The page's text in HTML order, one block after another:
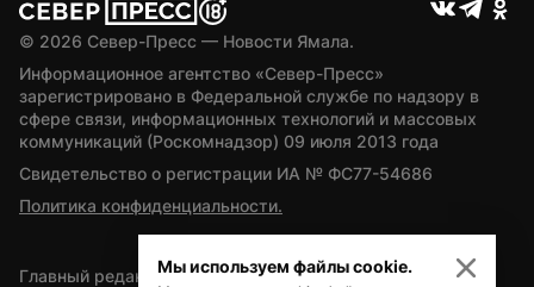
© 2026 Север-Пресс — Новости Ямала.
Информационное агентство «Север-Пресс»
зарегистрировано в Федеральной службе по надзору в
сфере связи, информационных технологий и массовых
коммуникаций (Роскомнадзор) 09 июля 2013 года
Свидетельство о регистрации ИА № ФС77-54686
Политика конфиденциальности.
Главный редактор — А.Л. Поздеев
Мы используем файлы cookie.